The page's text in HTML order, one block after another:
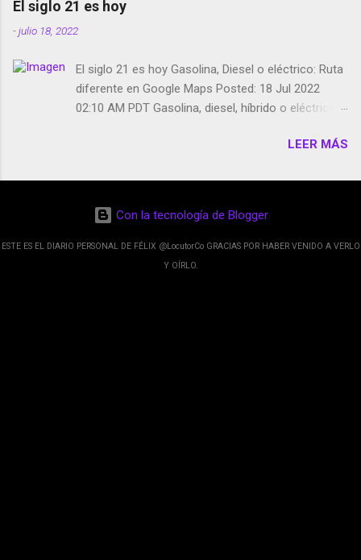
El siglo 21 es hoy
-julio 18, 2022
El siglo 21 es hoy Gasolina, Diesel o eléctrico: Ruta
diferente en Google Maps Posted: 18 Jul 2022
02:10 AM PDT Gasolina, diesel, híbrido o eléctrico:
de esos sentidos es lo que hacen los
desarrolladores de Alphabet, la compañía matriz
de Google; y por el otro lado tenemos el
crecimiento de Google Maps con lo que
informamos los usuarios reseñas del lugares
LEER MÁS
Con la tecnología de Blogger
ESTE ES EL DIARIO PERSONAL DE FÉLIX @LocutorCo GRACIAS POR HABER VENIDO A VERLO
Y OÍRLO.